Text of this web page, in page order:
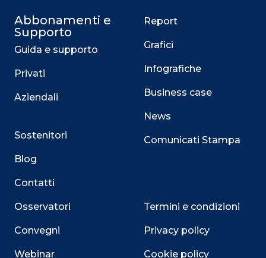
Abbonamenti e
Supporto
Guida e supporto
Privati
Aziendali
Sostenitori
Blog
Contatti
Osservatori
Convegni
Webinar
Report
Grafici
Infografiche
Business case
News
Comunicati Stampa
Termini e condizioni
Privacy policy
Cookie policy